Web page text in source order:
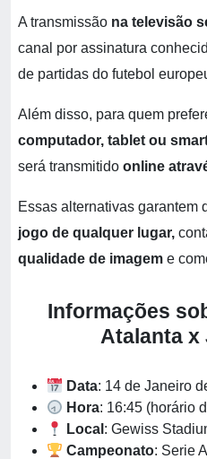
A transmissão na televisão
canal por assinatura
de partidas do futebol
Além disso, para quem
computador, tablet ou
será transmitido online
Essas alternativas garantem
jogo de qualquer lugar,
qualidade de imagem e
Informações
Atalanta x
Data: 14 de Janeiro
Hora: 16:45 (horário
Local : Gewiss
Campeonato: Serie